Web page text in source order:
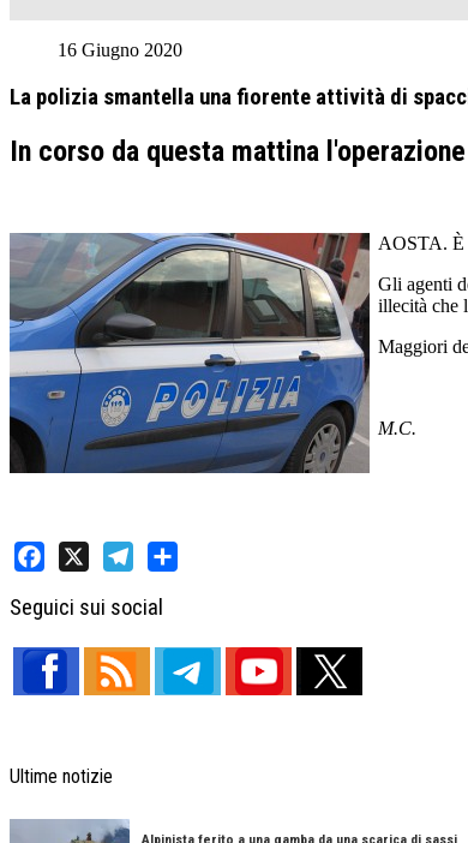
16 Giugno 2020
La polizia smantella una fiorente attività di
In corso da questa mattina
AOSTA. È
Gli agenti
illecità che
Maggiori
M.C.
Seguici sui social
Ultime notizie